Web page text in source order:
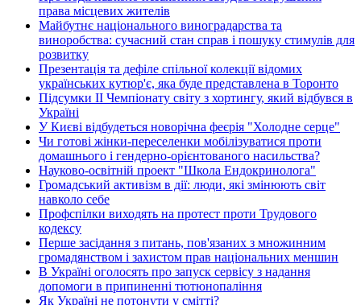
права місцевих жителів
Майбутнє національного виноградарства та
виноробства: сучасний стан справ і пошуку стимулів для
розвитку
Презентація та дефіле спільної колекції відомих
українських кутюр'є, яка буде представлена в Торонто
Підсумки ІІ Чемпіонату світу з хортингу, який відбувся в
Україні
У Києві відбудеться новорічна феєрія "Холодне серце"
Чи готові жінки-переселенки мобілізуватися проти
домашнього і гендерно-орієнтованого насильства?
Науково-освітній проект "Школа Ендокринолога"
Громадський активізм в дії: люди, які змінюють світ
навколо себе
Профспілки виходять на протест проти Трудового
кодексу
Перше засідання з питань, пов'язаних з множинним
громадянством і захистом прав національних меншин
В Україні оголосять про запуск сервісу з надання
допомоги в припиненні тютюнопаління
Як Україні не потонути у смітті?